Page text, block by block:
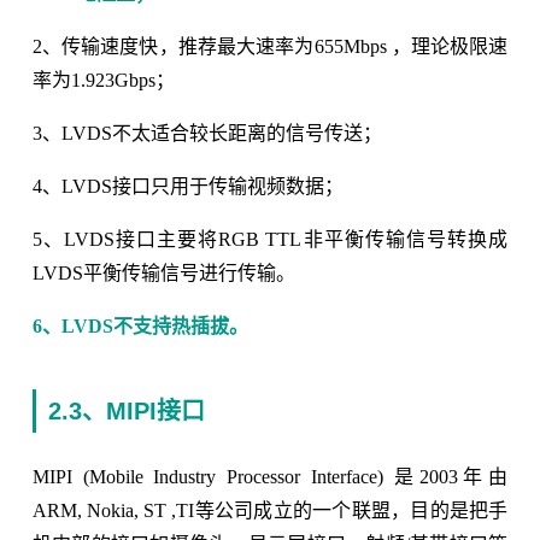
2、传输速度快，推荐最大速率为655Mbps ，理论极限速
率为1.923Gbps；
3、LVDS不太适合较长距离的信号传送；
4、LVDS接口只用于传输视频数据；
5、LVDS接口主要将RGB TTL非平衡传输信号转换成
LVDS平衡传输信号进行传输。
6、LVDS不支持热插拔。
2.3、MIPI接口
MIPI (Mobile Industry Processor Interface) 是2003年由
ARM, Nokia, ST ,TI等公司成立的一个联盟，目的是把手